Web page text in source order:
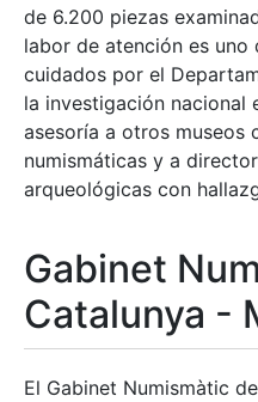
de 6.200 piezas
labor de atención es uno
cuidados por el
la investigación nacional
asesoría a otros museos
numismáticas y a
arqueológicas con
Gabinet
Catalunya -
El Gabinet Numismàtic